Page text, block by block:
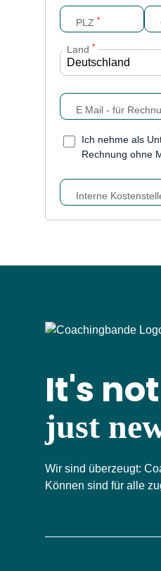
PLZ *
Land *
E Mail - für
Ich nehme als
Rechnung ohne
Interne
It's
just
Wir sind überzeugt:
Können sind für alle